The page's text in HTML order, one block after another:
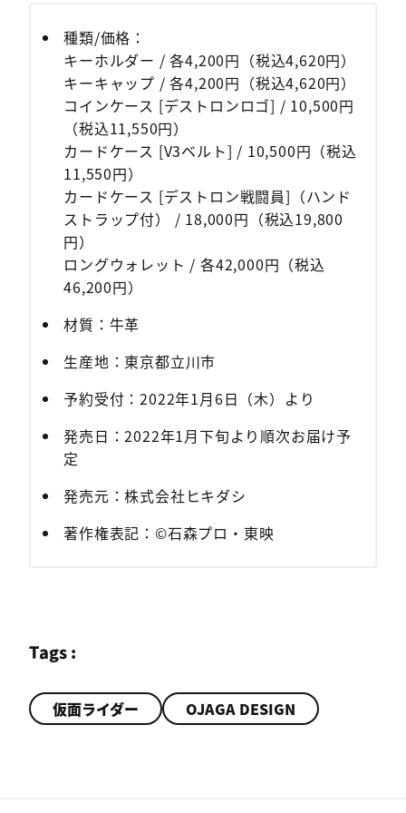
種類/価格：
キーホルダー / 各4,200円（税込4,620円）
キーキャップ / 各4,200円（税込4,620円）
コインケース [デストロンロゴ] / 10,500円
（税込11,550円）
カードケース [V3ベルト] / 10,500円（税込
11,550円）
カードケース [デストロン戦闘員]（ハンド
ストラップ付） / 18,000円（税込19,800
円）
ロングウォレット / 各42,000円（税込
46,200円）
材質：牛革
生産地：東京都立川市
予約受付：2022年1月6日（木）より
発売日：2022年1月下旬より順次お届け予
定
発売元：株式会社ヒキダシ
著作権表記：©石森プロ・東映
Tags :
仮面ライダー OJAGA DESIGN